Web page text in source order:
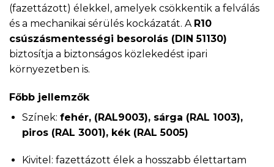
(fazettázott) élekkel, amelyek csökkentik a felválás
és a mechanikai sérülés kockázatát. A R10
csúszásmentességi besorolás (DIN 51130)
biztosítja a biztonságos közlekedést ipari
környezetben is.
Főbb jellemzők
Színek: fehér, (RAL9003), sárga (RAL 1003),
piros (RAL 3001), kék (RAL 5005)
Kivitel: fazettázott élek a hosszabb élettartam